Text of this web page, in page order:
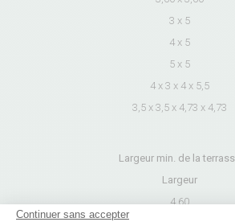
Continuer sans accepter
3 x 5
4 x 5
5 x 5
4 x 3 x 4 x 5,5
3,5 x 3,5 x 4,73 x 4,73
Largeur min. de la
Largeur
4,60